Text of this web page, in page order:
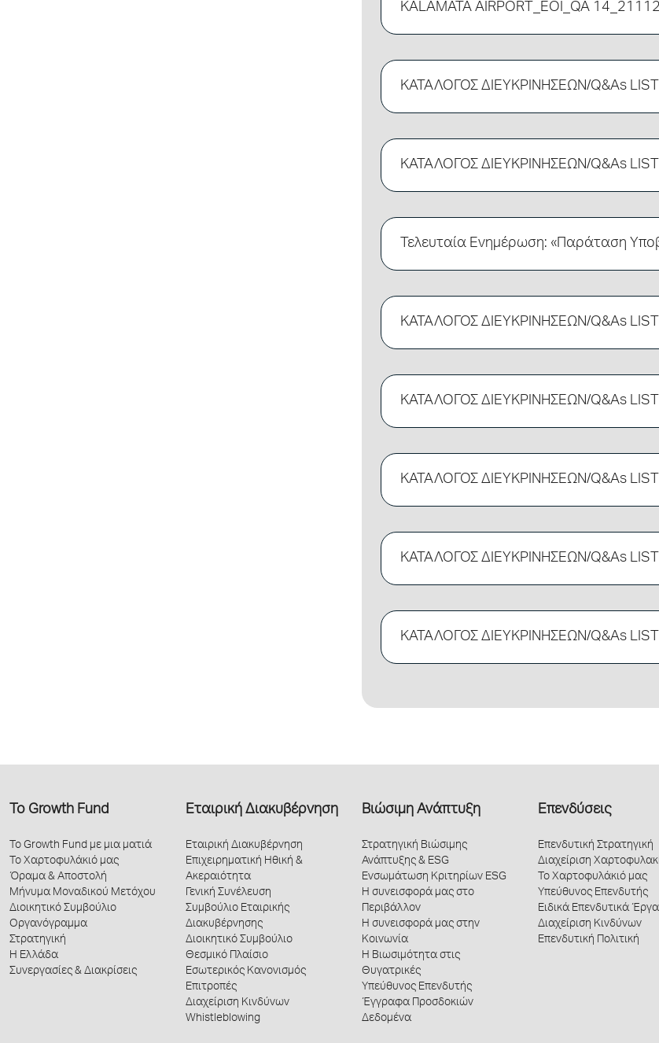
KALAMATA AIRPORT_EOI_QA
ΚΑΤΑΛΟΓΟΣ ΔΙΕΥΚΡΙΝΗΣΕΩΝ/Q&As
ΚΑΤΑΛΟΓΟΣ ΔΙΕΥΚΡΙΝΗΣΕΩΝ/Q&As
Τελευταία Ενημέρωση: «Παράταση
ΚΑΤΑΛΟΓΟΣ ΔΙΕΥΚΡΙΝΗΣΕΩΝ/Q&As
ΚΑΤΑΛΟΓΟΣ ΔΙΕΥΚΡΙΝΗΣΕΩΝ/Q&As
ΚΑΤΑΛΟΓΟΣ ΔΙΕΥΚΡΙΝΗΣΕΩΝ/Q&As
ΚΑΤΑΛΟΓΟΣ ΔΙΕΥΚΡΙΝΗΣΕΩΝ/Q&As
ΚΑΤΑΛΟΓΟΣ ΔΙΕΥΚΡΙΝΗΣΕΩΝ/Q&As
Το Growth Fund
Το Growth Fund με μια ματιά
Το Χαρτοφυλάκιό μας
Όραμα & Αποστολή
Μήνυμα Μοναδικού Μετόχου
Διοικητικό Συμβούλιο
Οργανόγραμμα
Στρατηγική
Η Ελλάδα
Συνεργασίες & Διακρίσεις
Εταιρική Διακυβέρνηση
Εταιρική Διακυβέρνηση
Επιχειρηματική Ηθική &
Ακεραιότητα
Γενική Συνέλευση
Συμβούλιο Εταιρικής
Διακυβέρνησης
Διοικητικό Συμβούλιο
Θεσμικό Πλαίσιο
Εσωτερικός Κανονισμός
Επιτροπές
Διαχείριση Κινδύνων
Whistleblowing
Βιώσιμη Ανάπτυξη
Στρατηγική Βιώσιμης
Ανάπτυξης & ESG
Ενσωμάτωση Κριτηρίων ESG
Η συνεισφορά μας στο
Περιβάλλον
Η συνεισφορά μας στην
Κοινωνία
Η Βιωσιμότητα στις
Θυγατρικές
Υπεύθυνος Επενδυτής
Έγγραφα Προσδοκιών
Δεδομένα
Επενδύσεις
Επενδυτική Στρατηγική
Διαχείριση
Το Χαρτοφυλάκιό μας
Υπεύθυνος Επενδυτής
Ειδικά Επενδυτικά Έργα
Διαχείριση Κινδύνων
Επενδυτική Πολιτική